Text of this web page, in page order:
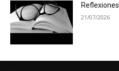
Reflexiones
21/07/2026